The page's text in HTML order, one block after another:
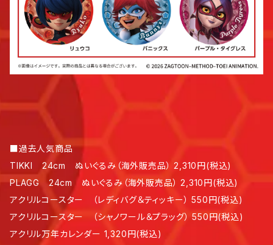
■過去人気商品
TIKKI 24cm ぬいぐるみ（海外販売品） 2,310円(税込)
PLAGG 24cm ぬいぐるみ（海外販売品） 2,310円(税込)
アクリルコースター （レディバグ＆ティッキー） 550円(税込)
アクリルコースター （シャノワール＆プラッグ） 550円(税込)
アクリル万年カレンダー 1,320円(税込)